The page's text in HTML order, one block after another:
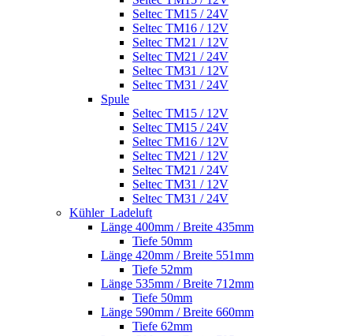
Seltec TM15 / 24V
Seltec TM16 / 12V
Seltec TM21 / 12V
Seltec TM21 / 24V
Seltec TM31 / 12V
Seltec TM31 / 24V
Spule
Seltec TM15 / 12V
Seltec TM15 / 24V
Seltec TM16 / 12V
Seltec TM21 / 12V
Seltec TM21 / 24V
Seltec TM31 / 12V
Seltec TM31 / 24V
Kühler_Ladeluft
Länge 400mm / Breite 435mm
Tiefe 50mm
Länge 420mm / Breite 551mm
Tiefe 52mm
Länge 535mm / Breite 712mm
Tiefe 50mm
Länge 590mm / Breite 660mm
Tiefe 62mm